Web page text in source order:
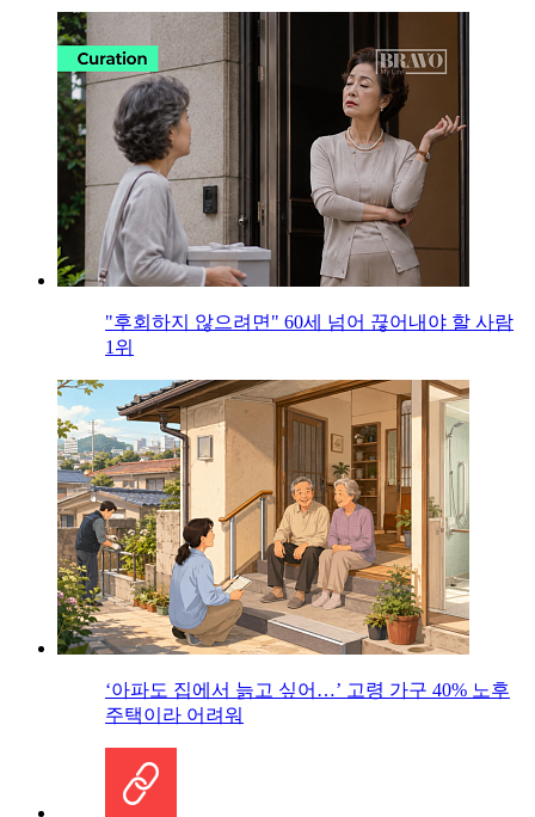
"후회하지 않으려면" 60세 넘어 끊어내야 할 사람
1위
‘아파도 집에서 늙고 싶어…’ 고령 가구 40% 노후
주택이라 어려워